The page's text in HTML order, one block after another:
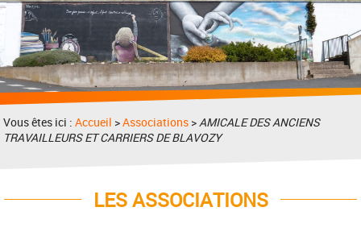
Vous êtes ici :Accueil >Associations >AMICALE DES ANCIENS
TRAVAILLEURS ET CARRIERS DE BLAVOZY
LES ASSOCIATIONS